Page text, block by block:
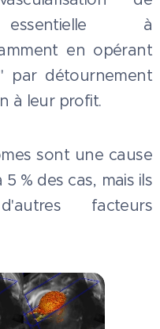
essentielle à
en opérant
par détournement
à leur profit.
sont une cause
% des cas, mais ils
facteurs